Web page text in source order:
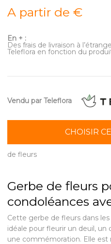
A partir de €
En + :
Des frais de livraison à
Teleflora en fonction du
Vendu par Teleflora
CHOISIR
de fleurs
Gerbe de fleurs
condoléances
Cette gerbe de fleurs dans
idéale pour fleurir un deuil,
une commémoration. Elle est